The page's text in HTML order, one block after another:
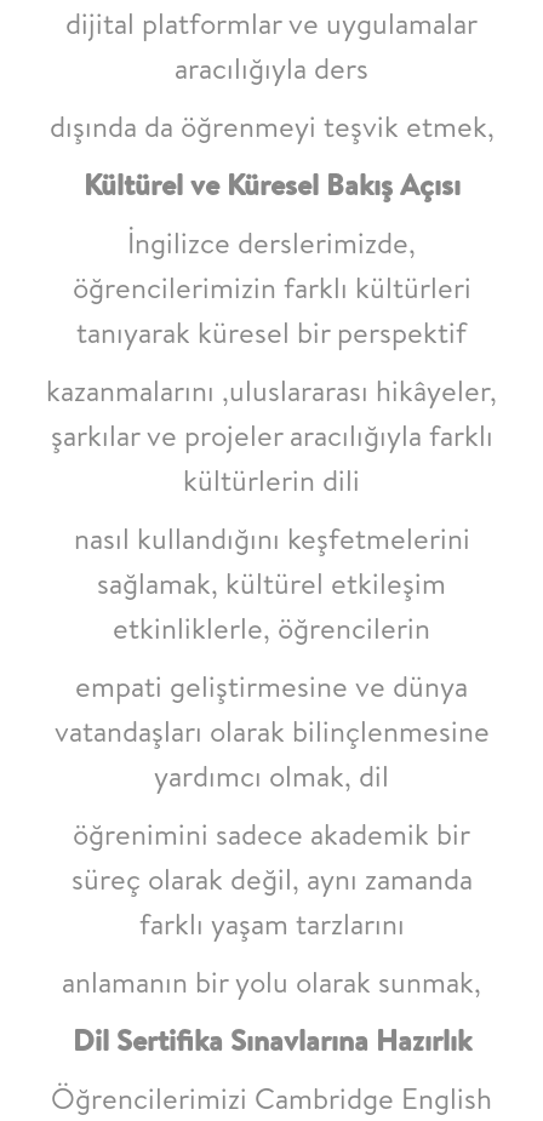
dijital platformlar ve uygulamalar
aracılığıyla ders
dışında da öğrenmeyi teşvik etmek,
Kültürel ve Küresel Bakış Açısı
İngilizce derslerimizde,
öğrencilerimizin farklı kültürleri
tanıyarak küresel bir perspektif
kazanmalarını ,uluslararası hikâyeler,
şarkılar ve projeler aracılığıyla farklı
kültürlerin dili
nasıl kullandığını keşfetmelerini
sağlamak, kültürel etkileşim
etkinliklerle, öğrencilerin
empati geliştirmesine ve dünya
vatandaşları olarak bilinçlenmesine
yardımcı olmak, dil
öğrenimini sadece akademik bir
süreç olarak değil, aynı zamanda
farklı yaşam tarzlarını
anlamanın bir yolu olarak sunmak,
Dil Sertifika Sınavlarına Hazırlık
Öğrencilerimizi Cambridge English